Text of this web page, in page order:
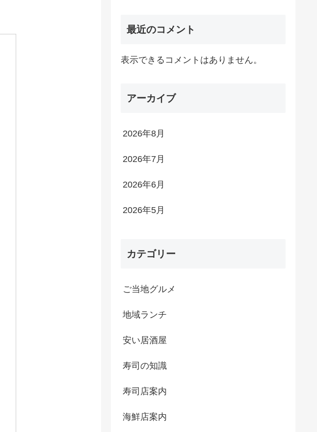
最近のコメント
表示できるコメントはありません。
アーカイブ
2026年8月
2026年7月
2026年6月
2026年5月
カテゴリー
ご当地グルメ
地域ランチ
安い居酒屋
寿司の知識
寿司店案内
海鮮店案内